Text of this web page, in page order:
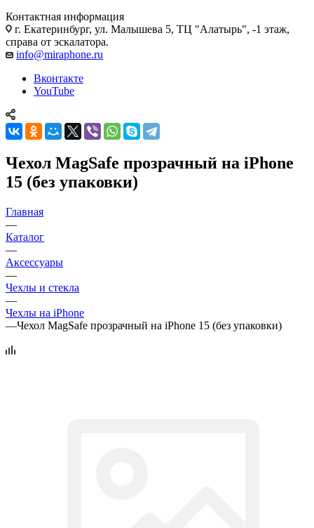
Контактная информация
г. Екатеринбург, ул. Малышева 5, ТЦ "Алатырь", -1 этаж,
справа от эскалатора.
info@miraphone.ru
Вконтакте
YouTube
Чехол MagSafe прозрачный на iPhone
15 (без упаковки)
Главная
—
Каталог
—
Аксессуары
—
Чехлы и стекла
—
Чехлы на iPhone
—Чехол MagSafe прозрачный на iPhone 15 (без упаковки)